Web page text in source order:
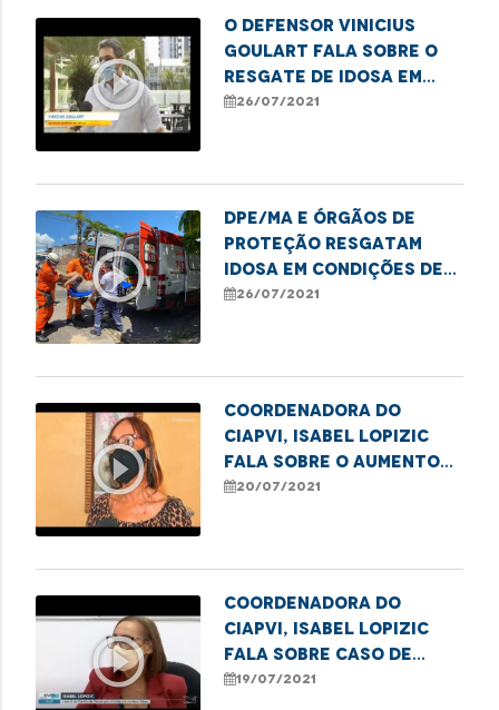
play_circle_outline
O defensor Vinicius
Goulart fala sobre o
resgate de idosa em
condições de extrema
26/07/2021
play_circle_outline
DPE/MA e órgãos de
proteção resgatam
idosa em condições de
extrema
26/07/2021
play_circle_outline
Coordenadora do
CIAPVI, Isabel Lopizic
fala sobre o aumento
de denúncias de
20/07/2021
play_circle_outline
Coordenadora do
CIAPVI, Isabel Lopizic
fala sobre caso de
violência de idosa de 94
19/07/2021